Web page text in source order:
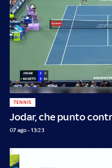
Jodar, che punto
TENNIS
07 ago - 13:23